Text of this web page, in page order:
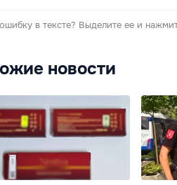
в тексте? Выделите ее и
новости